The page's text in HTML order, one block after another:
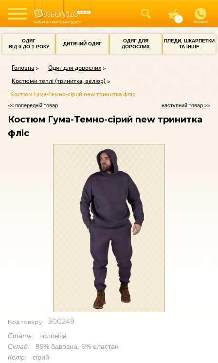
ІНТЕРНЕТ-МАГАЗИН ОДЯГУ Телефон
ОДЯГ
ВІД 0 ДО 1 РОКУ
ДИТЯЧИЙ ОДЯГ
ОДЯГ ДЛЯ
ДОРОСЛИХ
ПЛЕДИ, ШКАРПЕТКИ
ТА ІНШЕ
Головна
Одяг для дорослих
Костюми теплі (тринитка, велюр)
Костюм Гума-Темно-сірий new тринитка фліс
<< попередній товар наступний товар >>
Костюм Гума-Темно-сірий new тринитка
фліс
Код товару: 300249
Стать: чоловіча
Склад: 95% бавовна, 5% еластан
Колір: сірий